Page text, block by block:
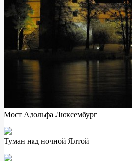
Мост Адольфа Люксембург
Туман над ночной Ялтой